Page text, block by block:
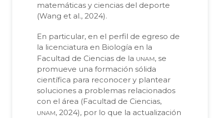
matemáticas y ciencias del deporte
(Wang et al., 2024).
En particular, en el perfil de egreso de
la licenciatura en Biología en la
Facultad de Ciencias de la unam, se
promueve una formación sólida
científica para reconocer y plantear
soluciones a problemas relacionados
con el área (Facultad de Ciencias,
unam, 2024), por lo que la actualización